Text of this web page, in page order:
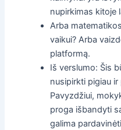
nupirkimas kitoje
Arba
vaikui? Arba
platformą.
Iš verslumo: Šis
nusipirkti pigiau
Pavyzdžiui,
proga išbandyti
galima